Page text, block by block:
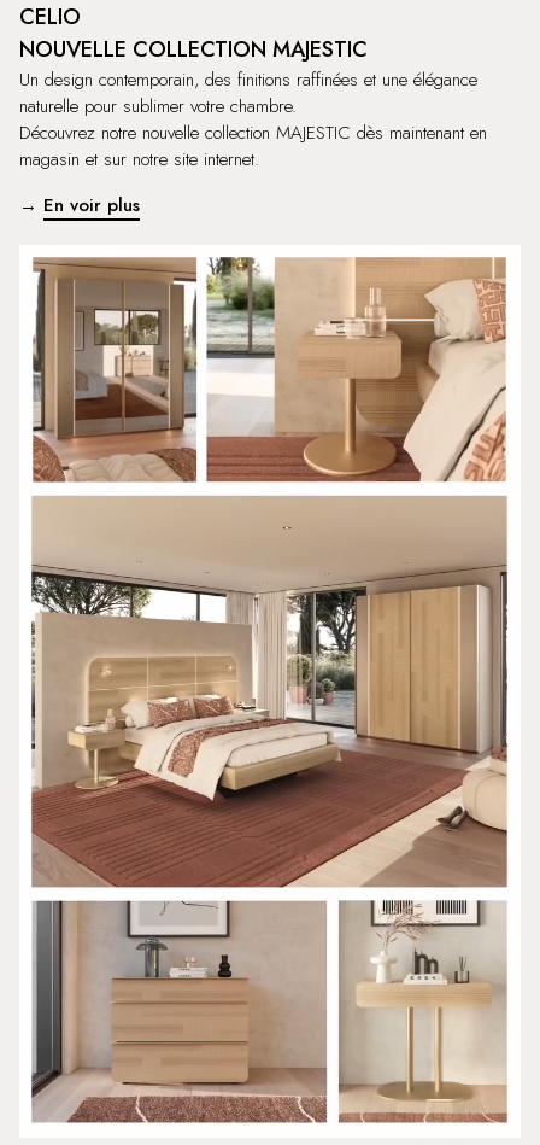
CELIO
NOUVELLE COLLECTION MAJESTIC
Un design contemporain, des finitions raffinées et une élégance
naturelle pour sublimer votre chambre.
Découvrez notre nouvelle collection MAJESTIC dès maintenant en
magasin et sur notre site internet.
→ En voir plus